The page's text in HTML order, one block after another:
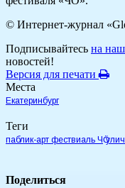
© Интернет-журнал
Подписывайтесь на
новостей!
Версия для печати
Места
Екатеринбург
Теги
паблик-арт фествиаль ЧӦ
Поделиться